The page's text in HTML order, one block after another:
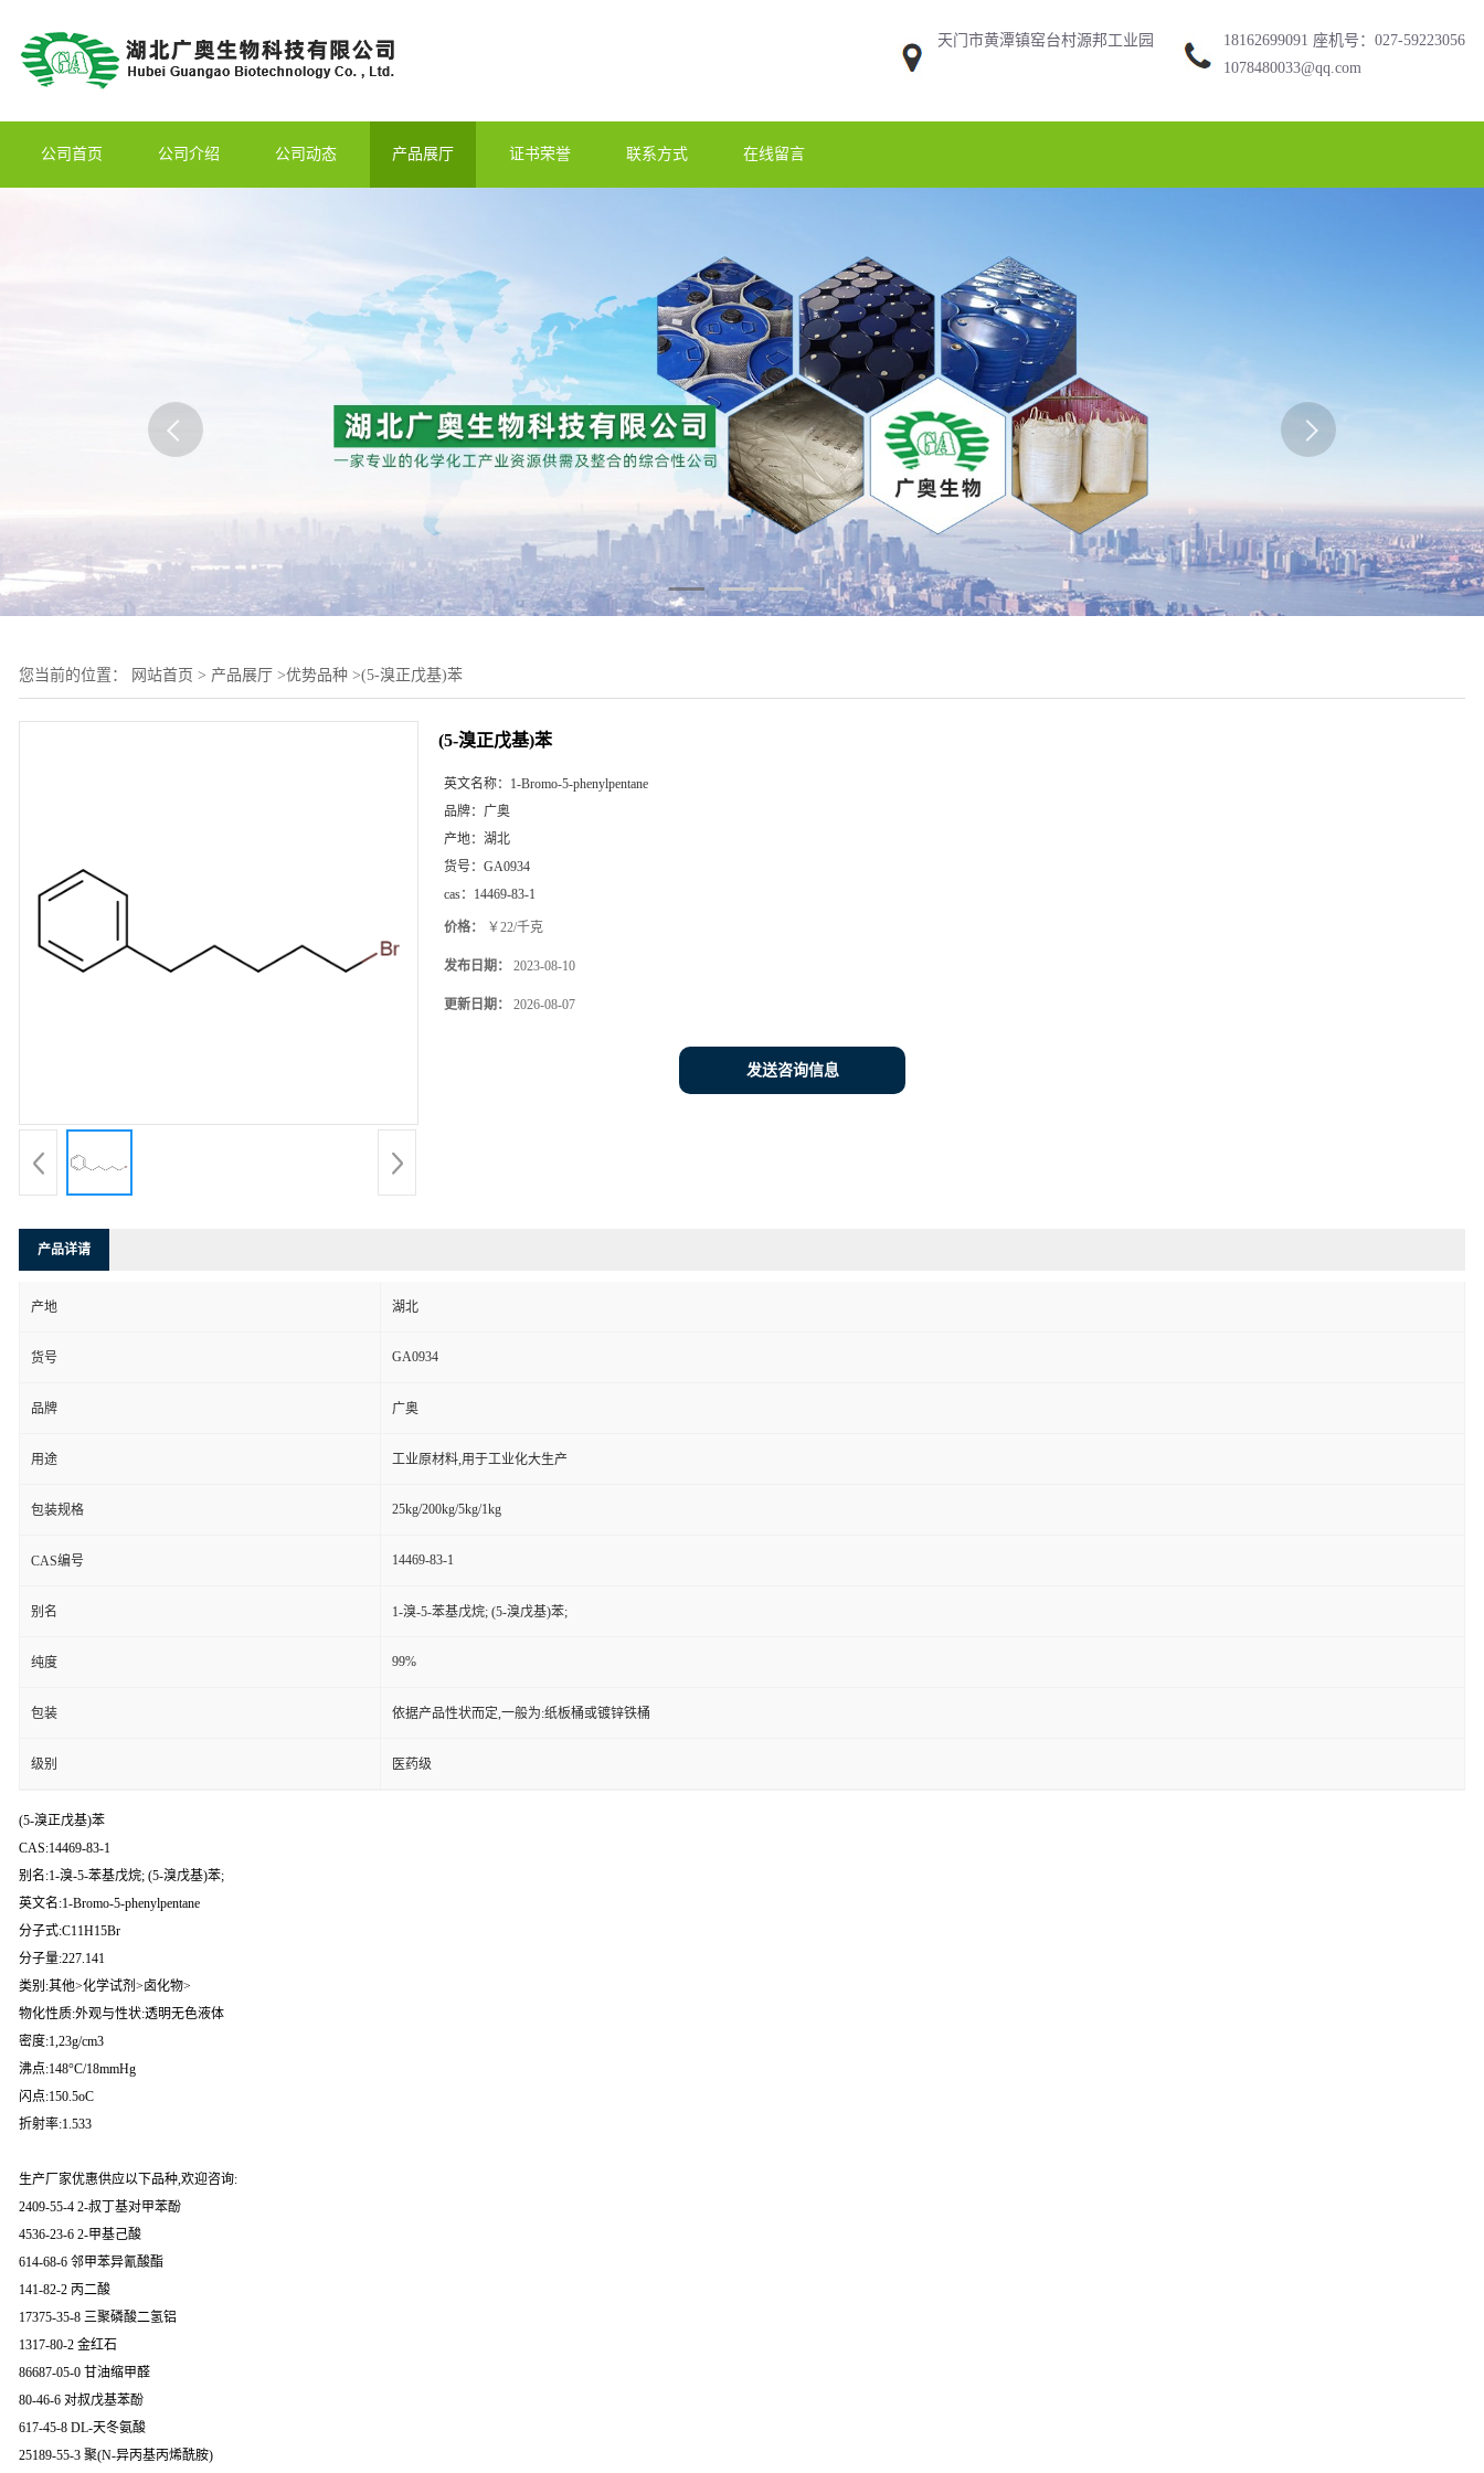
天门市黄潭镇窑台村源邦工业园
18162699091 座机号：027-59223056
1078480033@qq.com
公司首页 公司介绍 公司动态 产品展厅 证书荣誉 联系方式 在线留言
您当前的位置： 网站首页 > 产品展厅 >优势品种 >(5-溴正戊基)苯
(5-溴正戊基)苯
英文名称： 1-Bromo-5-phenylpentane
品牌： 广奥
产地： 湖北
货号： GA0934
cas： 14469-83-1
价格： ￥22/千克
发布日期： 2023-08-10
更新日期： 2026-08-07
发送咨询信息
产品详请
产地 湖北
货号 GA0934
品牌 广奥
用途 工业原材料,用于工业化大生产
包装规格 25kg/200kg/5kg/1kg
CAS编号 14469-83-1
别名 1-溴-5-苯基戊烷; (5-溴戊基)苯;
纯度 99%
包装 依据产品性状而定,一般为:纸板桶或镀锌铁桶
级别 医药级
(5-溴正戊基)苯
CAS:14469-83-1
别名:1-溴-5-苯基戊烷; (5-溴戊基)苯;
英文名:1-Bromo-5-phenylpentane
分子式:C11H15Br
分子量:227.141
类别:其他>化学试剂>卤化物>
物化性质:外观与性状:透明无色液体
密度:1,23g/cm3
沸点:148°C/18mmHg
闪点:150.5oC
折射率:1.533
生产厂家优惠供应以下品种,欢迎咨询:
2409-55-4 2-叔丁基对甲苯酚
4536-23-6 2-甲基己酸
614-68-6 邻甲苯异氰酸酯
141-82-2 丙二酸
17375-35-8 三聚磷酸二氢铝
1317-80-2 金红石
86687-05-0 甘油缩甲醛
80-46-6 对叔戊基苯酚
617-45-8 DL-天冬氨酸
25189-55-3 聚(N-异丙基丙烯酰胺)